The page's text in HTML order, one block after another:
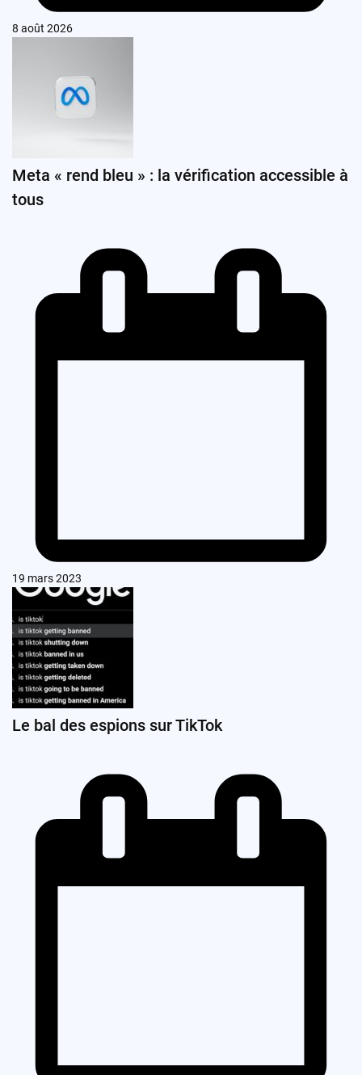
8 août 2026
Meta « rend bleu » : la vérification accessible à
tous
19 mars 2023
Le bal des espions sur TikTok